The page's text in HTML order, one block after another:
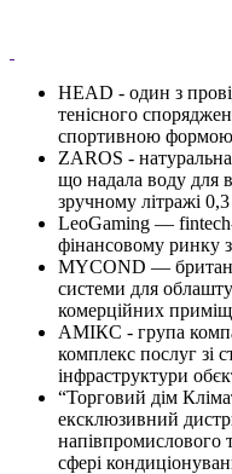
HEAD - один з
тенісного
спортивною формою
ZAROS - натуральна
що надала воду для
зручному літражі
LeoGaming —
фінансовому ринку
MYCOND —
системи для
комерційних
АМІКС - група
комплекс послуг зі
інфраструктури
“Торговий дім
ексклюзивний
напівпромислового
сфері